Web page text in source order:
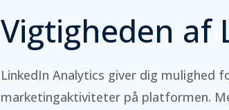
Vigtigheden af
LinkedIn Analytics giver dig mulighed
marketingaktiviteter på platformen.